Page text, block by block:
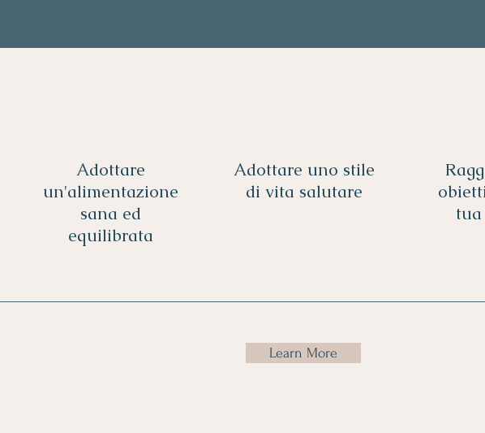
Adottare
un'alimentazione
sana ed
equilibrata
Adottare uno stile
di vita salutare
Learn More